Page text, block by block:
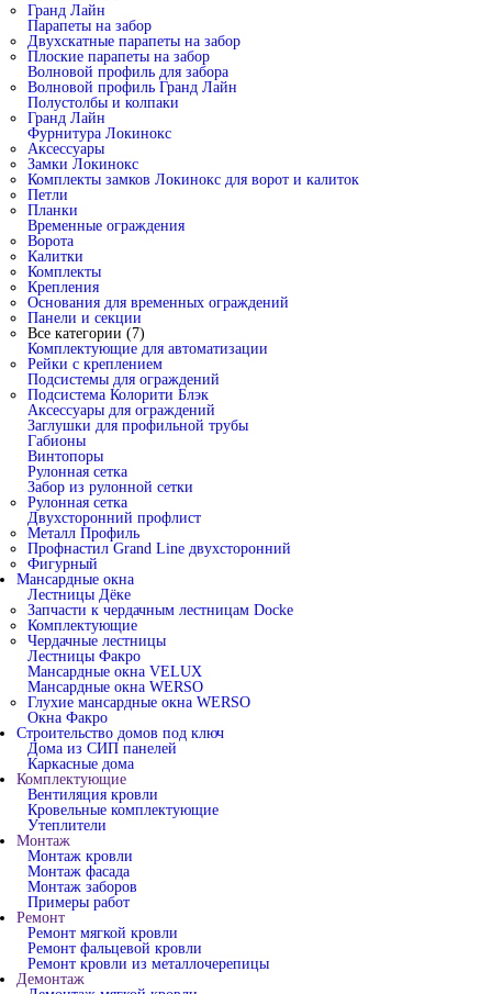
Гранд Лайн
Парапеты на забор
Двухскатные парапеты на забор
Плоские парапеты на забор
Волновой профиль для забора
Волновой профиль Гранд Лайн
Полустолбы и колпаки
Гранд Лайн
Фурнитура Локинокс
Аксессуары
Замки Локинокс
Комплекты замков Локинокс для ворот и калиток
Петли
Планки
Временные ограждения
Ворота
Калитки
Комплекты
Крепления
Основания для временных ограждений
Панели и секции
Все категории (7)
Комплектующие для автоматизации
Рейки с креплением
Подсистемы для ограждений
Подсистема Колорити Блэк
Аксессуары для ограждений
Заглушки для профильной трубы
Габионы
Винтопоры
Рулонная сетка
Забор из рулонной сетки
Рулонная сетка
Двухсторонний профлист
Металл Профиль
Профнастил Grand Line двухсторонний
Фигурный
Мансардные окна
Лестницы Дёке
Запчасти к чердачным лестницам Docke
Комплектующие
Чердачные лестницы
Лестницы Факро
Мансардные окна VELUX
Мансардные окна WERSO
Глухие мансардные окна WERSO
Окна Факро
Строительство домов под ключ
Дома из СИП панелей
Каркасные дома
Комплектующие
Вентиляция кровли
Кровельные комплектующие
Утеплители
Монтаж
Монтаж кровли
Монтаж фасада
Монтаж заборов
Примеры работ
Ремонт
Ремонт мягкой кровли
Ремонт фальцевой кровли
Ремонт кровли из металлочерепицы
Демонтаж